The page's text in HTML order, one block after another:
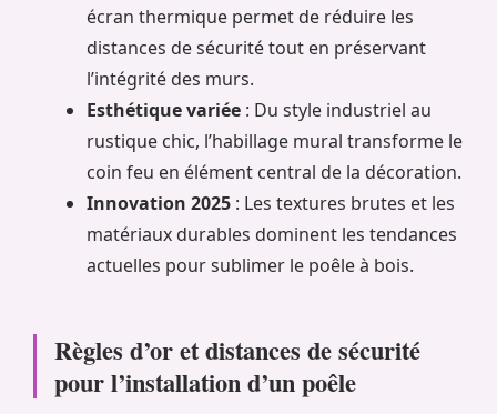
écran thermique permet de réduire les
distances de sécurité tout en préservant
l’intégrité des murs.
Esthétique variée : Du style industriel au
rustique chic, l’habillage mural transforme le
coin feu en élément central de la décoration.
Innovation 2025 : Les textures brutes et les
matériaux durables dominent les tendances
actuelles pour sublimer le poêle à bois.
Règles d’or et distances de sécurité
pour l’installation d’un poêle